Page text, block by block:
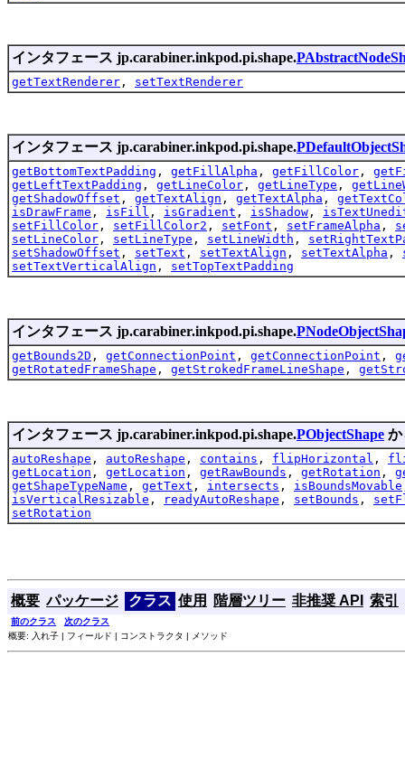
インタフェース jp.carabiner.inkpod.pi.shape.
getTextRenderer , setTextRenderer
インタフェース jp.carabiner.inkpod.pi.shape.
getBottomTextPadding , getFillAlpha , getFillColor ,
getLeftTextPadding , getLineColor , getLineType ,
getShadowOffset , getTextAlign , getTextAlpha ,
isDrawFrame , isFill , isGradient , isShadow ,
setFillColor , setFillColor2 , setFont , setFrameAlpha ,
setLineColor , setLineType , setLineWidth ,
setShadowOffset , setText , setTextAlign , setTextAlpha ,
setTextVerticalAlign , setTopTextPadding
インタフェース jp.carabiner.inkpod.pi.shape.
getBounds2D , getConnectionPoint , getConnectionPoint ,
getRotatedFrameShape , getStrokedFrameLineShape ,
インタフェース jp.carabiner.inkpod.pi.shape.PObjectShape か
autoReshape , autoReshape , contains , flipHorizontal ,
getLocation , getLocation , getRawBounds , getRotation ,
getShapeTypeName , getText , intersects , isBoundsMovable
isVerticalResizable , readyAutoReshape , setBounds ,
setRotation
概要 パッケージ クラス 使用 階層ツリー 非推奨 API 索引
前のクラス
次のクラス
概要: 入れ子 | フィールド | コンストラクタ | メソッド